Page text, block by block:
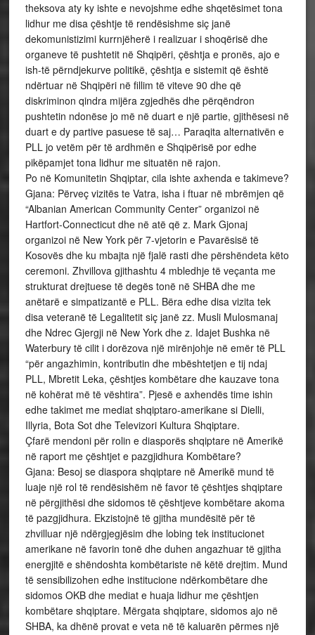
theksova aty ky ishte e nevojshme edhe shqetësimet tona
lidhur me disa çështje të rendësishme siç janë
dekomunistizimi kurrnjëherë i realizuar i shoqërisë dhe
organeve të pushtetit në Shqipëri, çështja e pronës, ajo e
ish-të përndjekurve politikë, çështja e sistemit që është
ndërtuar në Shqipëri në fillim të viteve 90 dhe që
diskriminon qindra mijëra zgjedhës dhe përqëndron
pushtetin ndonëse jo më në duart e një partie, gjithësesi në
duart e dy partive pasuese të saj… Paraqita alternativën e
PLL jo vetëm për të ardhmën e Shqipërisë por edhe
pikëpamjet tona lidhur me situatën në rajon.
Po në Komunitetin Shqiptar, cila ishte axhenda e takimeve?
Gjana: Përveç vizitës te Vatra, isha i ftuar në mbrëmjen që
“Albanian American Community Center” organizoi në
Hartfort-Connecticut dhe në atë që z. Mark Gjonaj
organizoi në New York për 7-vjetorin e Pavarësisë të
Kosovës dhe ku mbajta një fjalë rasti dhe përshëndeta këto
ceremoni. Zhvillova gjithashtu 4 mbledhje të veçanta me
strukturat drejtuese të degës tonë në SHBA dhe me
anëtarë e simpatizantë e PLL. Bëra edhe disa vizita tek
disa veteranë të Legalitetit siç janë zz. Musli Mulosmanaj
dhe Ndrec Gjergji në New York dhe z. Idajet Bushka në
Waterbury të cilit i dorëzova një mirënjohje në emër të PLL
“për angazhimin, kontributin dhe mbështetjen e tij ndaj
PLL, Mbretit Leka, çështjes kombëtare dhe kauzave tona
në kohërat më të vështira”. Pjesë e axhendës time ishin
edhe takimet me mediat shqiptaro-amerikane si Dielli,
Illyria, Bota Sot dhe Televizori Kultura Shqiptare.
Çfarë mendoni për rolin e diasporës shqiptare në Amerikë
në raport me çështjet e pazgjidhura Kombëtare?
Gjana: Besoj se diaspora shqiptare në Amerikë mund të
luaje një rol të rendësishëm në favor të çështjes shqiptare
në përgjithësi dhe sidomos të çështjeve kombëtare akoma
të pazgjidhura. Ekzistojnë të gjitha mundësitë për të
zhvilluar një ndërgjegjësim dhe lobing tek institucionet
amerikane në favorin tonë dhe duhen angazhuar të gjitha
energjitë e shëndoshta kombëtariste në këtë drejtim. Mund
të sensibilizohen edhe institucione ndërkombëtare dhe
sidomos OKB dhe mediat e huaja lidhur me çështjen
kombëtare shqiptare. Mërgata shqiptare, sidomos ajo në
SHBA, ka dhënë provat e veta në të kaluarën përmes një